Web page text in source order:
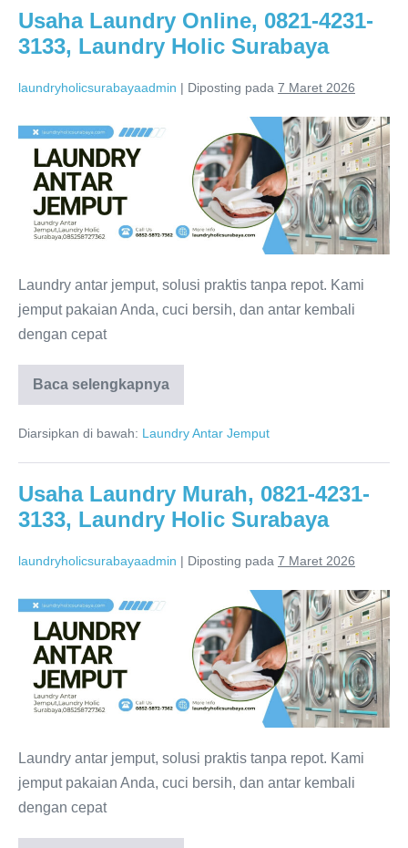
Laundry
Holic
Surabaya
Usaha Laundry Online, 0821-4231-
3133, Laundry Holic Surabaya
laundryholicsurabayaadmin | Diposting pada 7 Maret 2026
Usaha
Laundry
Online,
0821-
4231-
Laundry
Holic
Surabaya
Laundry antar jemput, solusi praktis tanpa repot. Kami
jemput pakaian Anda, cuci bersih, dan antar kembali
dengan cepat
Baca selengkapnya
0821-
4231-
Holic
Surabaya
Diarsipkan di bawah: Laundry Antar Jemput
Usaha Laundry Murah, 0821-4231-
3133, Laundry Holic Surabaya
laundryholicsurabayaadmin | Diposting pada 7 Maret 2026
Usaha
Laundry
Murah,
0821-
4231-
Laundry
Holic
Surabaya
Laundry antar jemput, solusi praktis tanpa repot. Kami
jemput pakaian Anda, cuci bersih, dan antar kembali
dengan cepat